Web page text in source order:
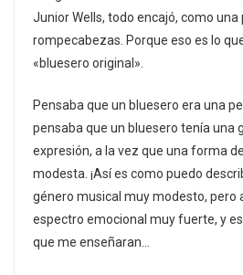
Junior Wells, todo encajó, como una
rompecabezas. Porque eso es lo
«bluesero original».
Pensaba que un bluesero era una
pensaba que un bluesero tenía una
expresión, a la vez que una forma
modesta. ¡Así es como puedo
género musical muy modesto, pero
espectro emocional muy fuerte, y
que me enseñaran…